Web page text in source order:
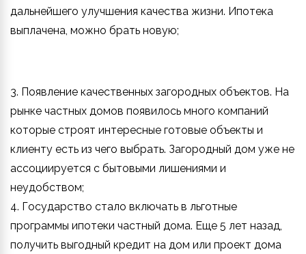
дальнейшего улучшения качества жизни. Ипотека
выплачена, можно брать новую;
3. Появление качественных загородных объектов. На
рынке частных домов появилось много компаний
которые строят интересные готовые объекты и
клиенту есть из чего выбрать. Загородный дом уже не
ассоциируется с бытовыми лишениями и
неудобством;
4. Государство стало включать в льготные
программы ипотеки частный дома. Еще 5 лет назад,
получить выгодный кредит на дом или проект дома